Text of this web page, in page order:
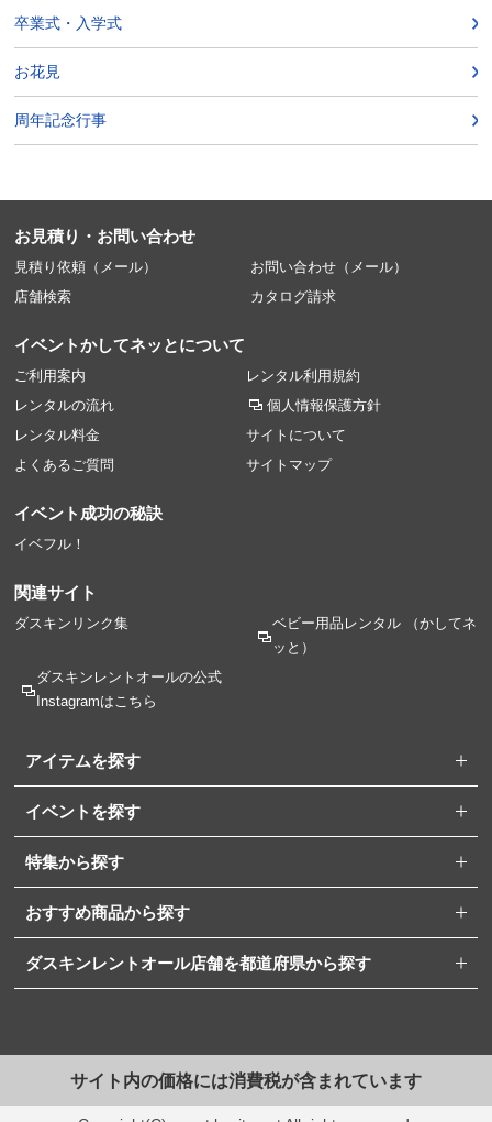
卒業式・入学式
お花見
周年記念行事
お見積り・お問い合わせ
見積り依頼（メール）
お問い合わせ（メール）
店舗検索
カタログ請求
イベントかしてネッとについて
ご利用案内
レンタルの流れ
レンタル料金
よくあるご質問
レンタル利用規約
個人情報保護方針
サイトについて
サイトマップ
イベント成功の秘訣
イベフル！
関連サイト
ダスキンリンク集 ベビー用品レンタル（かしてネ
ッと）
ダスキンレントオールの公式
Instagramはこちら
アイテムを探す
イベントを探す
特集から探す
おすすめ商品から探す
ダスキンレントオール店舗を都道府県から探す
サイト内の価格には消費税が含まれています